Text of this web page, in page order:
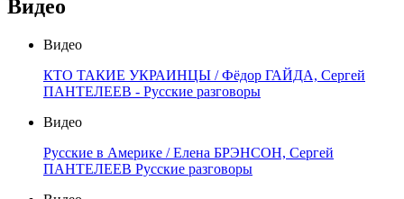
Видео
Видео
КТО ТАКИЕ УКРАИНЦЫ / Фёдор ГАЙДА, Сергей
ПАНТЕЛЕЕВ - Русские разговоры
Видео
Русские в Америке / Елена БРЭНСОН, Сергей
ПАНТЕЛЕЕВ Русские разговоры